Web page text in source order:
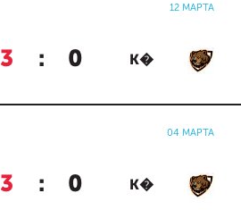
12 МАРТА
3 : 0 К�
04 МАРТА
3 : 0 К�